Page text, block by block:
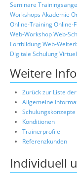
Seminare
Workshops Akademie
Online-TrainingOnline-
Web-WorkshopWeb-
FortbildungWeb-
Digitale Schulung
Weitere
Zurück zur Liste
Allgemeine
Schulungskonzepte
Konditionen
Trainerprofile
Referenzkunden
Individuell